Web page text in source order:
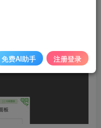
宝塔后，真能行。
免费AI助手 注册登录